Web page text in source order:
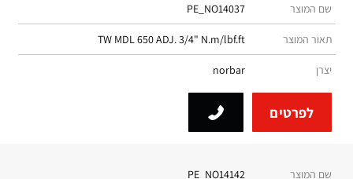
שם המוצר PE_NO14037
תאור המוצר TW MDL 650 ADJ. 3/4" N.m/lbf.ft
יצרן norbar
לפרטים
שם המוצר PE_NO14142